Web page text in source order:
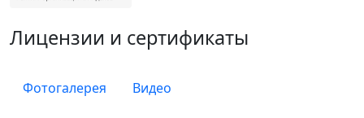
Лицензии и сертификаты
Фотогалерея Видео